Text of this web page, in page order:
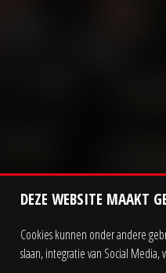
Contact
DEZE WEBSITE MAAKT
Cookies kunnen onder andere
slaan, integratie van Social